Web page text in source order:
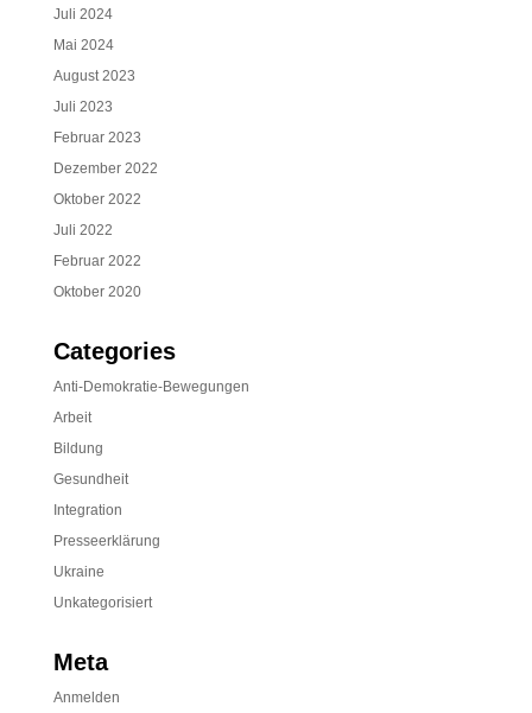
Juli 2024
Mai 2024
August 2023
Juli 2023
Februar 2023
Dezember 2022
Oktober 2022
Juli 2022
Februar 2022
Oktober 2020
Categories
Anti-Demokratie-Bewegungen
Arbeit
Bildung
Gesundheit
Integration
Presseerklärung
Ukraine
Unkategorisiert
Meta
Anmelden